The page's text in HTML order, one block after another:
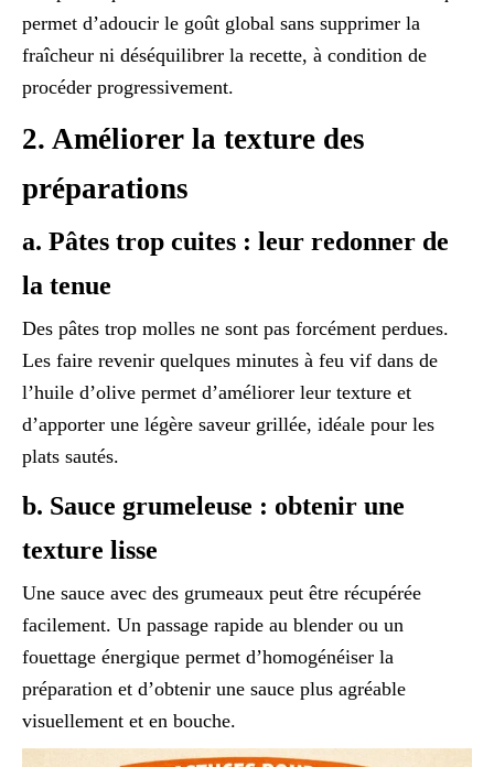
permet d’adoucir le goût global sans supprimer la
fraîcheur ni déséquilibrer la recette, à condition de
procéder progressivement.
2. Améliorer la texture des
préparations
a. Pâtes trop cuites : leur redonner de
la tenue
Des pâtes trop molles ne sont pas forcément perdues.
Les faire revenir quelques minutes à feu vif dans de
l’huile d’olive permet d’améliorer leur texture et
d’apporter une légère saveur grillée, idéale pour les
plats sautés.
b. Sauce grumeleuse : obtenir une
texture lisse
Une sauce avec des grumeaux peut être récupérée
facilement. Un passage rapide au blender ou un
fouettage énergique permet d’homogénéiser la
préparation et d’obtenir une sauce plus agréable
visuellement et en bouche.